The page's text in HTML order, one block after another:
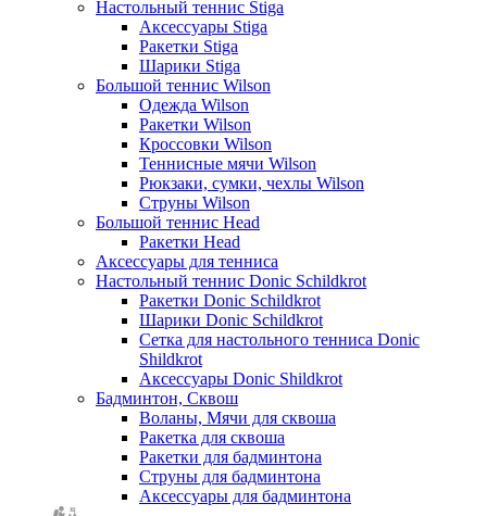
Настольный теннис Stiga
Аксессуары Stiga
Ракетки Stiga
Шарики Stiga
Большой теннис Wilson
Одежда Wilson
Ракетки Wilson
Кроссовки Wilson
Теннисные мячи Wilson
Рюкзаки, сумки, чехлы Wilson
Струны Wilson
Большой теннис Head
Ракетки Head
Аксессуары для тенниса
Настольный теннис Donic Schildkrot
Ракетки Donic Schildkrot
Шарики Donic Schildkrot
Сетка для настольного тенниса Donic
Shildkrot
Аксессуары Donic Shildkrot
Бадминтон, Сквош
Воланы, Мячи для сквоша
Ракетка для сквоша
Ракетки для бадминтона
Струны для бадминтона
Аксессуары для бадминтона